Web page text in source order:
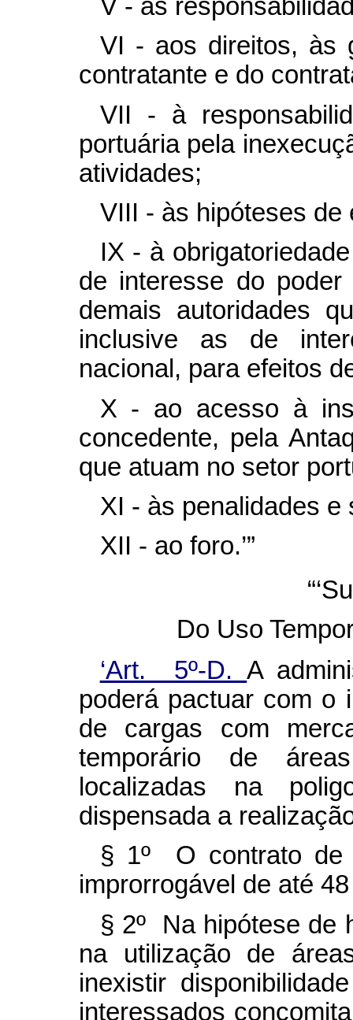
V - às
VI - aos direitos, às
contratante e do
VII - à
portuária pela
atividades;
VIII - às hipóteses de
IX - à
de interesse do
demais autoridades
inclusive as de
nacional, para efeitos
X - ao acesso à
concedente, pela
que atuam no setor
XI - às penalidades e
XII - ao foro.’”
Do Uso
‘Art. 5º-D.A
poderá pactuar com o
de cargas com
temporário de
localizadas na
dispensada a
§ 1º O contrato de
improrrogável de até
§ 2º Na hipótese de
na utilização de
inexistir
interessados